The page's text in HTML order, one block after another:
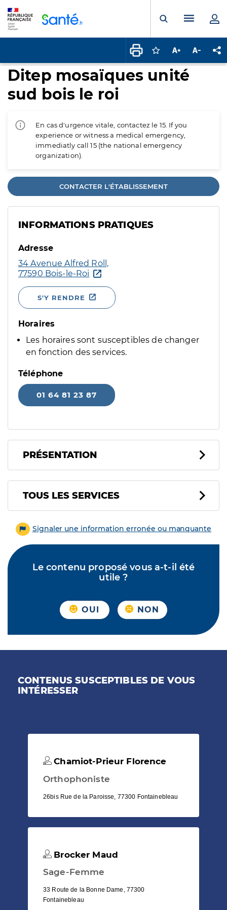
Ouvrir laMenu
Connectez-vous
Augmenter la
Ditep mosaïques unité
sud bois le roi
En cas d'urgence vitale, contactez le 15. If you
experience or witness a medical emergency,
immediatly call 15 (the national emergency
organization).
CONTACTER L'ÉTABLISSEMENT
INFORMATIONS PRATIQUES
Adresse
34 Avenue Alfred Roll,
77590 Bois-le-Roi
S'Y RENDRE
Horaires
Les horaires sont susceptibles de changer
en fonction des services.
Téléphone
01 64 81 23 87
PRÉSENTATION
Tous les services
TOUS LES SERVICES
Signaler une information erronée ou manquante
Le contenu proposé vous a-t-il été
utile ?
OUI NON
CONTENUS SUSCEPTIBLES DE VOUS
INTÉRESSER
Chamiot-Prieur Florence
Orthophoniste
26bis Rue de la Paroisse, 77300 Fontainebleau
Brocker Maud
Sage-Femme
33 Route de la Bonne Dame, 77300
Fontainebleau